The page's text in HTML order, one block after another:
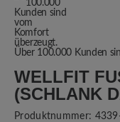
Über 100.000 Kunden
WELLFIT
SCHLANK
Produktnummer: